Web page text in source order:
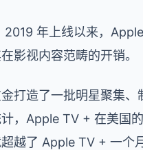
2019 年上线以来，
影视内容范畴的开销。
打造了一批明星聚集
，Apple TV + 在美国
越了 Apple TV + 一个